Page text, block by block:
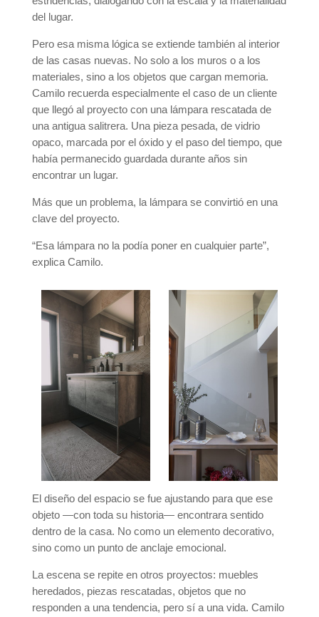
del lugar.
Pero esa misma lógica se extiende también al interior
de las casas nuevas. No solo a los muros o a los
materiales, sino a los objetos que cargan memoria.
Camilo recuerda especialmente el caso de un cliente
que llegó al proyecto con una lámpara rescatada de
una antigua salitrera. Una pieza pesada, de vidrio
opaco, marcada por el óxido y el paso del tiempo, que
había permanecido guardada durante años sin
encontrar un lugar.
Más que un problema, la lámpara se convirtió en una
clave del proyecto.
“Esa lámpara no la podía poner en cualquier parte”,
explica Camilo.
El diseño del espacio se fue ajustando para que ese
objeto —con toda su historia— encontrara sentido
dentro de la casa. No como un elemento decorativo,
sino como un punto de anclaje emocional.
La escena se repite en otros proyectos: muebles
heredados, piezas rescatadas, objetos que no
responden a una tendencia, pero sí a una vida. Camilo